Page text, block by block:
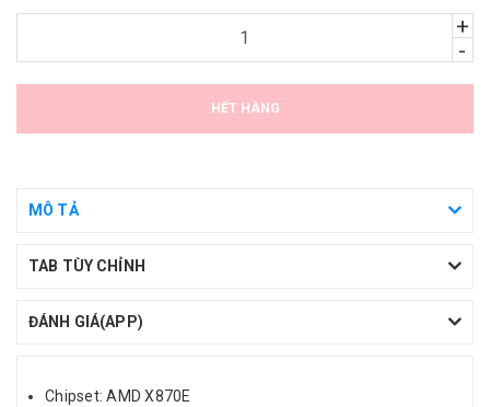
+
-
HẾT HÀNG
MÔ TẢ
TAB TÙY CHỈNH
ĐÁNH GIÁ(APP)
Chipset: AMD X870E